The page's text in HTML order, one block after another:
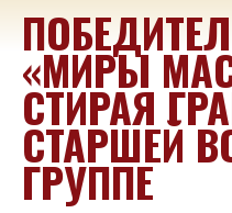
«МИРЫ
СТИРАЯ
СТАРШЕЙ
ГРУППЕ